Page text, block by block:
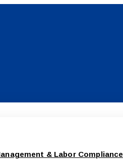
& Labor Compliance